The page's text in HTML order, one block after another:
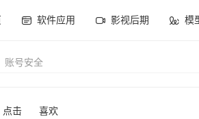
软件应用 影视后期 模
账号安全
点击 喜欢